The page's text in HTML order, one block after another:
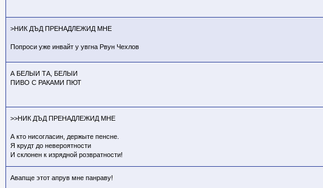
>НИК ДЪД ПРЕНАДЛЕЖИД МНЕ
Попроси уже инвайт у увгна Рвун Чехлов
А БЕЛЫИ ТА, БЕЛЫИ
ПИВО С РАКАМИ ПЮТ
>>НИК ДЪД ПРЕНАДЛЕЖИД МНЕ
А кто нисогласин, держыте пенсне.
Я крудт до невероятности
И склонен к изрядной розвратности!
Авапще этот апрув мне панраву!